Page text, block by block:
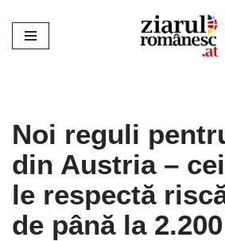
Sari
Noi reguli
din Austria –
le respectă
de până la